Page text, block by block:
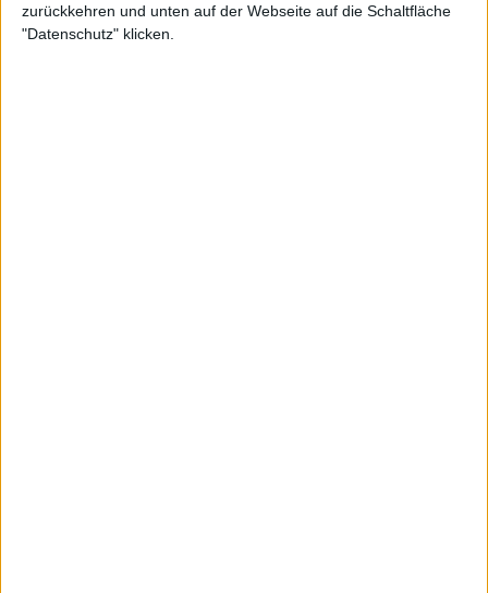
zurückkehren und unten auf der Webseite auf die Schaltfläche
"Datenschutz" klicken.
The Other - The Devils You Know